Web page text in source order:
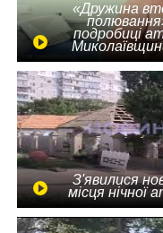
«Дружина
подробиці
З'явилися
місця нічної